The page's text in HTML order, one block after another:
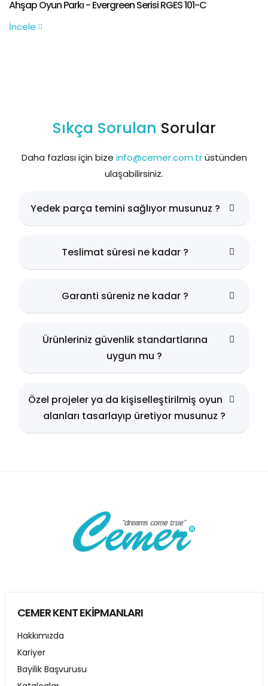
Ahşap Oyun Parkı - Evergreen Serisi RGES 101-C
İncele
Sıkça Sorulan Sorular
Daha fazlası için bize info@cemer.com.trüstünden
ulaşabilirsiniz.
Yedek parça temini sağlıyor musunuz ?
Teslimat süresi ne kadar ?
Garanti süreniz ne kadar ?
Ürünleriniz güvenlik standartlarına
uygun mu ?
Özel projeler ya da kişiselleştirilmiş oyun
alanları tasarlayıp üretiyor musunuz ?
CEMER KENT EKİPMANLARI
Hakkımızda
Kariyer
Bayilik Başvurusu